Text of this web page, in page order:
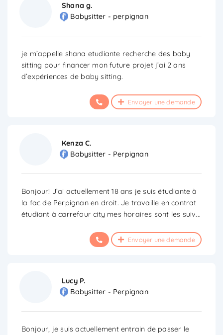
Shana g.
Babysitter - perpignan
je m’appelle shana etudiante recherche des baby
sitting pour financer mon future projet j’ai 2 ans
d’expériences de baby sitting.
Envoyer une demande
Kenza C.
Babysitter - Perpignan
Bonjour! J’ai actuellement 18 ans je suis étudiante à
la fac de Perpignan en droit. Je travaille en contrat
étudiant à carrefour city mes horaires sont les suiv...
Envoyer une demande
Lucy P.
Babysitter - Perpignan
Bonjour, je suis actuellement entrain de passer le